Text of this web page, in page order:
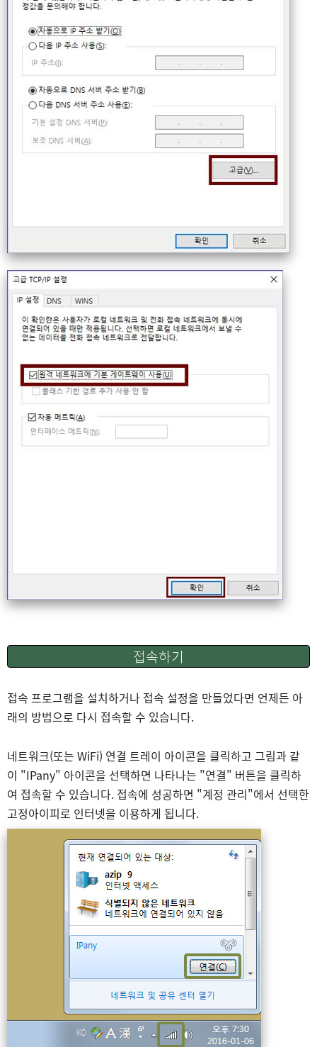
접속하기
접속 프로그램을 설치하거나 접속 설정을 만들었다면 언제든 아
래의 방법으로 다시 접속할 수 있습니다.
네트워크(또는 WiFi) 연결 트레이 아이콘을 클릭하고 그림과 같
이 "IPany" 아이콘을 선택하면 나타나는 "연결" 버튼을 클릭하
여 접속할 수 있습니다. 접속에 성공하면 "계정 관리"에서 선택한
고정아이피로 인터넷을 이용하게 됩니다.